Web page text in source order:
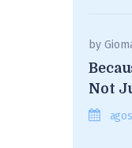
by
Not